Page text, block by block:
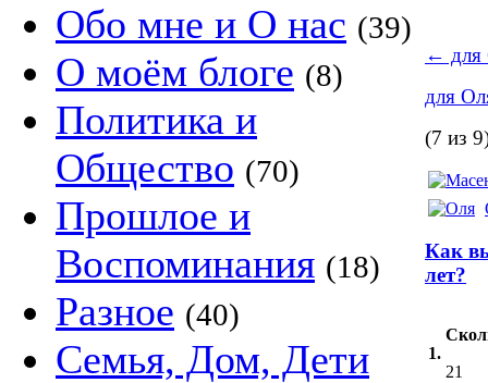
Обо мне и О нас (39)
О моём блоге (8)
Политика и
Общество (70)
Прошлое и
Воспоминания (18)
Разное (40)
Семья, Дом, Дети
←
для
(7 из
Как
лет?
1.
21